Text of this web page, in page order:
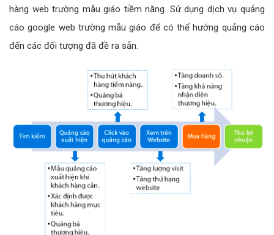
hàng web trường mẫu giáo tiềm năng. Sử dụng dịch vụ quảng
cáo google web trường mẫu giáo để có thể hướng quảng cáo
đến các đối tượng đã đề ra sẵn.